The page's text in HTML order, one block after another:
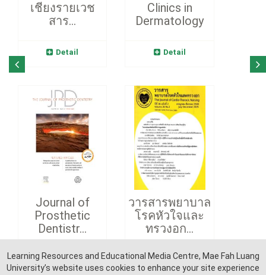
Learning Resources and Educational Media Centre, Mae Fah Luang
University’s website uses cookies to enhance your site experience
เชียงรายเวช
สาร...
Detail
Clinics in
Dermatology
Detail
Journal of
Prosthetic
Dentistr...
Detail
วารสารพยาบาล
โรคหัวใจและ
ทรวงอก...
Detail